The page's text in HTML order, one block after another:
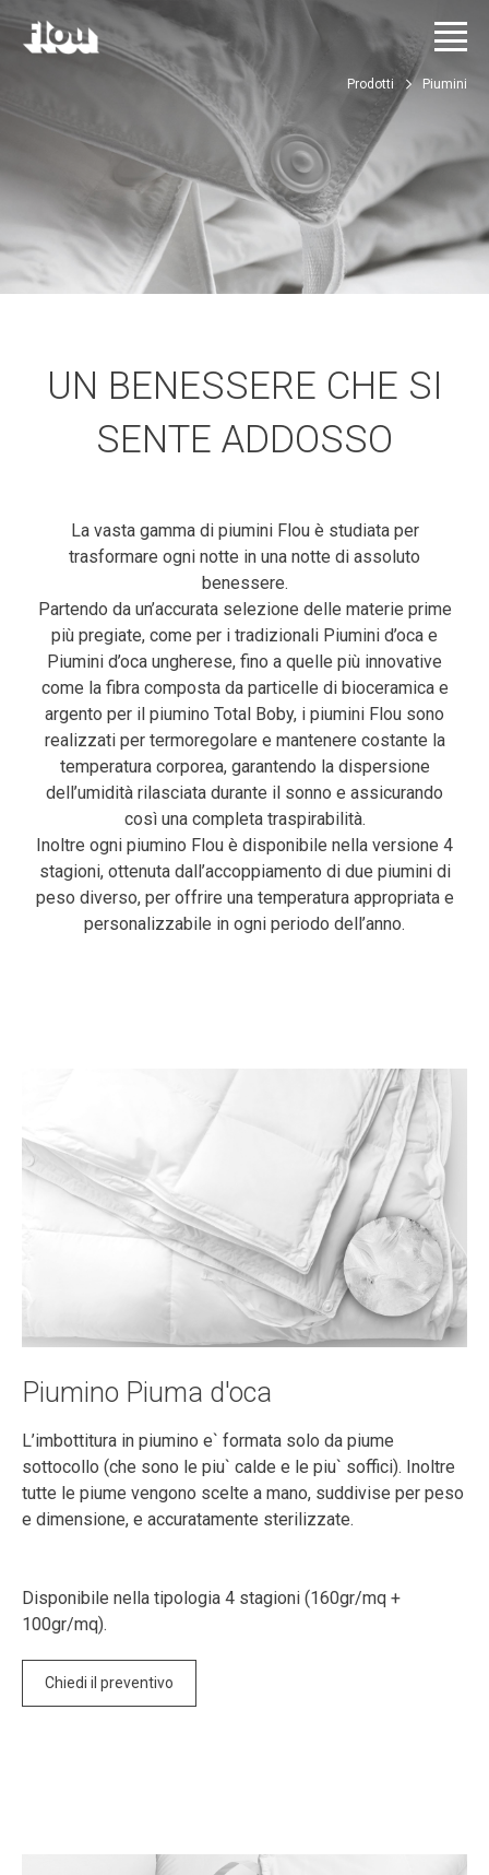
Prodotti Piumini
UN BENESSERE CHE SI
SENTE ADDOSSO
La vasta gamma di piumini Flou è studiata per
trasformare ogni notte in una notte di assoluto
benessere.
Partendo da un’accurata selezione delle materie prime
più pregiate, come per i tradizionali Piumini d’oca e
Piumini d’oca ungherese, fino a quelle più innovative
come la fibra composta da particelle di bioceramica e
argento per il piumino Total Boby, i piumini Flou sono
realizzati per termoregolare e mantenere costante la
temperatura corporea, garantendo la dispersione
dell’umidità rilasciata durante il sonno e assicurando
così una completa traspirabilità.
Inoltre ogni piumino Flou è disponibile nella versione 4
stagioni, ottenuta dall’accoppiamento di due piumini di
peso diverso, per offrire una temperatura appropriata e
personalizzabile in ogni periodo dell’anno.
Piumino Piuma d'oca
L’imbottitura in piumino e` formata solo da piume
sottocollo (che sono le piu` calde e le piu` soffici). Inoltre
tutte le piume vengono scelte a mano, suddivise per peso
e dimensione, e accuratamente sterilizzate.
Disponibile nella tipologia 4 stagioni (160gr/mq +
100gr/mq).
Chiedi il preventivo